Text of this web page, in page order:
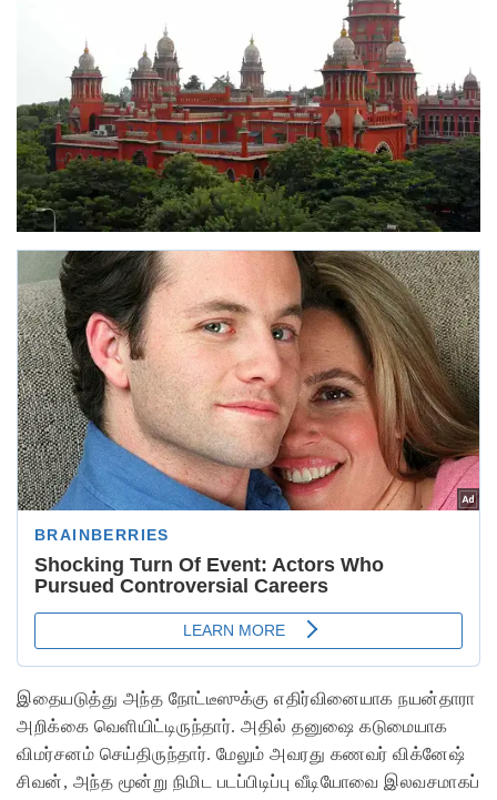
இதையடுத்து அந்த நோட்டீஸுக்கு எதிர்வினையாக நயன்தாரா
அறிக்கை வெளியிட்டிருந்தார். அதில் தனுஷை கடுமையாக
விமர்சனம் செய்திருந்தார். மேலும் அவரது கணவர் விக்னேஷ்
சிவன், அந்த மூன்று நிமிட படப்பிடிப்பு வீடியோவை இலவசமாகப்